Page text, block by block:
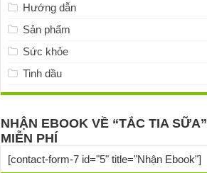
Hướng dẫn
Sản phẩm
Sức khỏe
Tinh dầu
NHẬN EBOOK VỀ “TẮC TIA SỮA”
MIỄN PHÍ
[contact-form-7 id="5" title="Nhận Ebook"]